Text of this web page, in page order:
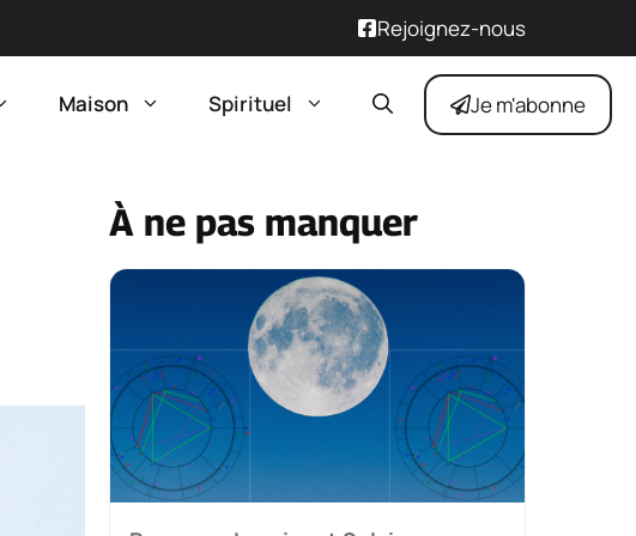
Rejoignez-nous
Maison Spirituel Je m'abonne
À ne pas manquer